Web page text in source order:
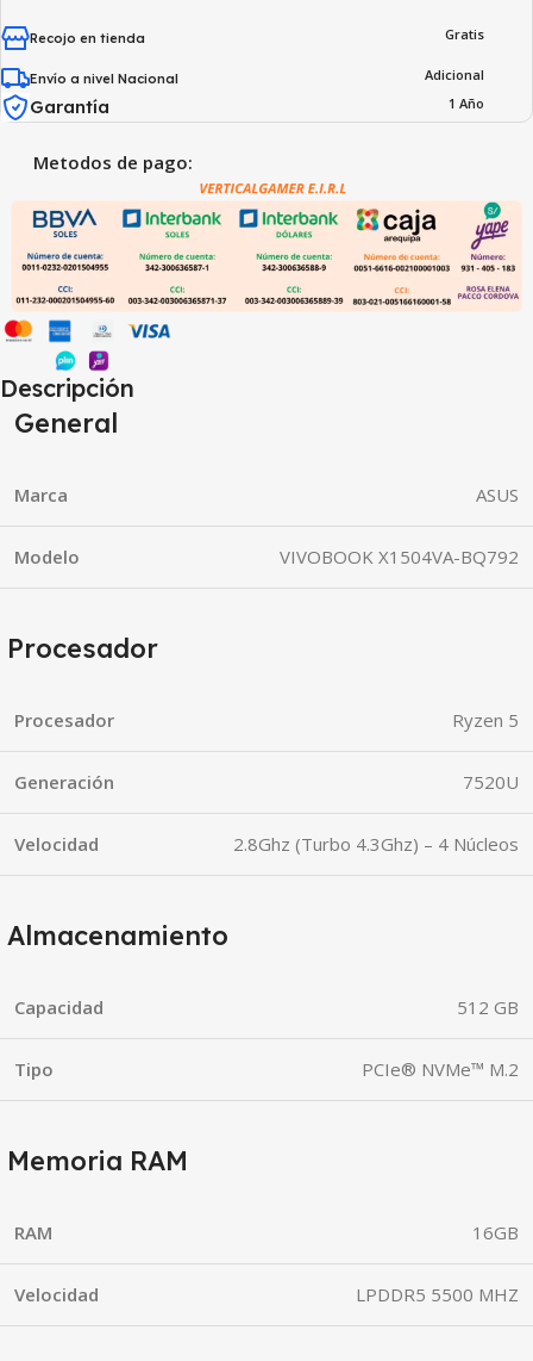
Recojo en tienda Gratis
Envío a nivel Nacional Adicional
Garantía 1 Año
Metodos de pago:
Descripción
General
Marca ASUS
Modelo VIVOBOOK X1504VA-BQ792
Procesador
Procesador Ryzen 5
Generación 7520U
Velocidad 2.8Ghz (Turbo 4.3Ghz) – 4 Núcleos
Almacenamiento
Capacidad 512 GB
Tipo PCIe® NVMe™ M.2
Memoria RAM
RAM 16GB
Velocidad LPDDR5 5500 MHZ